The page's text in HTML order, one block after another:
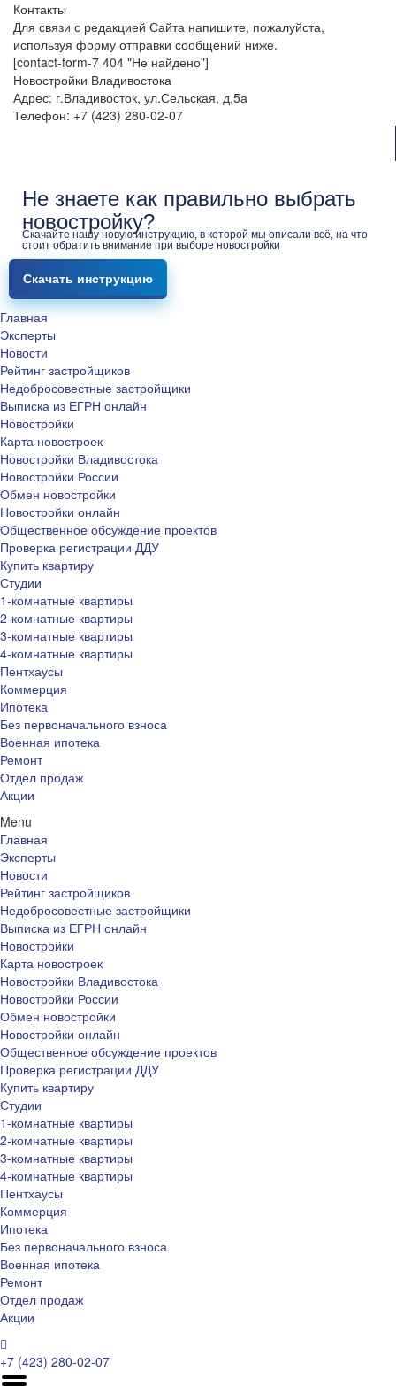
Контакты
Для связи с редакцией Сайта напишите, пожалуйста,
используя форму отправки сообщений ниже.
[contact-form-7 404 "Не найдено"]
Новостройки Владивостока
Адрес: г.Владивосток, ул.Сельская, д.5а
Телефон: +7 (423) 280-02-07
Не знаете как правильно выбрать
новостройку?
Скачайте нашу новую инструкцию, в которой мы описали всё, на что
стоит обратить внимание при выборе новостройки
Скачать инструкцию
Главная
Эксперты
Новости
Рейтинг застройщиков
Недобросовестные застройщики
Выписка из ЕГРН онлайн
Новостройки
Карта новостроек
Новостройки Владивостока
Новостройки России
Обмен новостройки
Новостройки онлайн
Общественное обсуждение проектов
Проверка регистрации ДДУ
Купить квартиру
Студии
1-комнатные квартиры
2-комнатные квартиры
3-комнатные квартиры
4-комнатные квартиры
Пентхаусы
Коммерция
Ипотека
Без первоначального взноса
Военная ипотека
Ремонт
Отдел продаж
Акции
Menu
Главная
Эксперты
Новости
Рейтинг застройщиков
Недобросовестные застройщики
Выписка из ЕГРН онлайн
Новостройки
Карта новостроек
Новостройки Владивостока
Новостройки России
Обмен новостройки
Новостройки онлайн
Общественное обсуждение проектов
Проверка регистрации ДДУ
Купить квартиру
Студии
1-комнатные квартиры
2-комнатные квартиры
3-комнатные квартиры
4-комнатные квартиры
Пентхаусы
Коммерция
Ипотека
Без первоначального взноса
Военная ипотека
Ремонт
Отдел продаж
Акции
+7 (423) 280-02-07